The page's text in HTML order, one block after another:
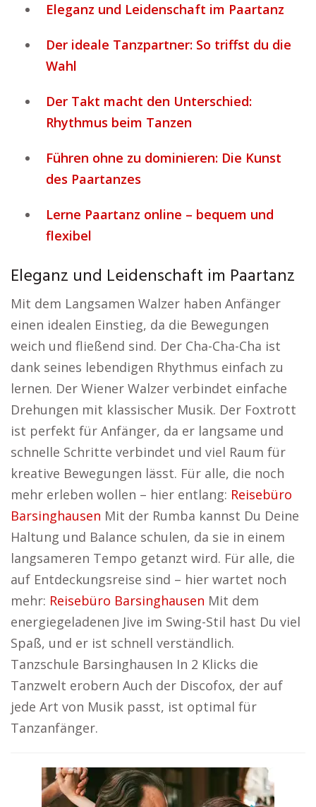
Eleganz und Leidenschaft im Paartanz
Der ideale Tanzpartner: So triffst du die
Wahl
Der Takt macht den Unterschied:
Rhythmus beim Tanzen
Führen ohne zu dominieren: Die Kunst
des Paartanzes
Lerne Paartanz online – bequem und
flexibel
Eleganz und Leidenschaft im Paartanz
Mit dem Langsamen Walzer haben Anfänger
einen idealen Einstieg, da die Bewegungen
weich und fließend sind. Der Cha-Cha-Cha ist
dank seines lebendigen Rhythmus einfach zu
lernen. Der Wiener Walzer verbindet einfache
Drehungen mit klassischer Musik. Der Foxtrott
ist perfekt für Anfänger, da er langsame und
schnelle Schritte verbindet und viel Raum für
kreative Bewegungen lässt. Für alle, die noch
mehr erleben wollen – hier entlang: Reisebüro
Barsinghausen Mit der Rumba kannst Du Deine
Haltung und Balance schulen, da sie in einem
langsameren Tempo getanzt wird. Für alle, die
auf Entdeckungsreise sind – hier wartet noch
mehr: Reisebüro Barsinghausen Mit dem
energiegeladenen Jive im Swing-Stil hast Du viel
Spaß, und er ist schnell verständlich.
Tanzschule Barsinghausen In 2 Klicks die
Tanzwelt erobern Auch der Discofox, der auf
jede Art von Musik passt, ist optimal für
Tanzanfänger.